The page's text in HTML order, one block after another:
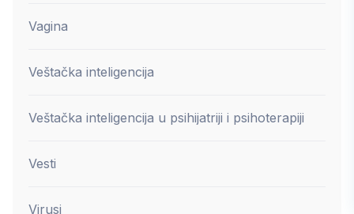
Vagina
Veštačka inteligencija
Veštačka inteligencija u psihijatriji i psihoterapiji
Vesti
Virusi